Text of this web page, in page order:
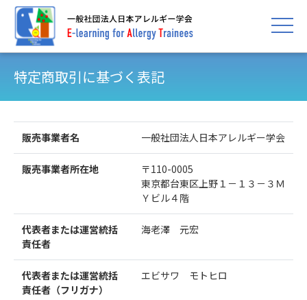
toggle
特定商取引に基づく表記
販売事業者名 一般社団法人日本アレルギー学会
販売事業者所在地
〒110-0005
東京都台東区上野１－１３－３Ｍ
Ｙビル４階
代表者または運営統括
責任者
海老澤 元宏
代表者または運営統括
責任者（フリガナ）
エビサワ モトヒロ